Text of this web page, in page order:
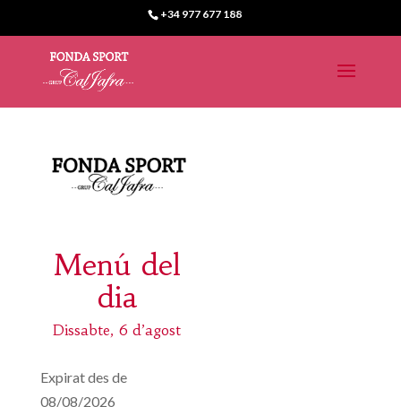
+34 977 677 188
Menú del
dia
Dissabte, 6 d’agost
Expirat des de
08/08/2026